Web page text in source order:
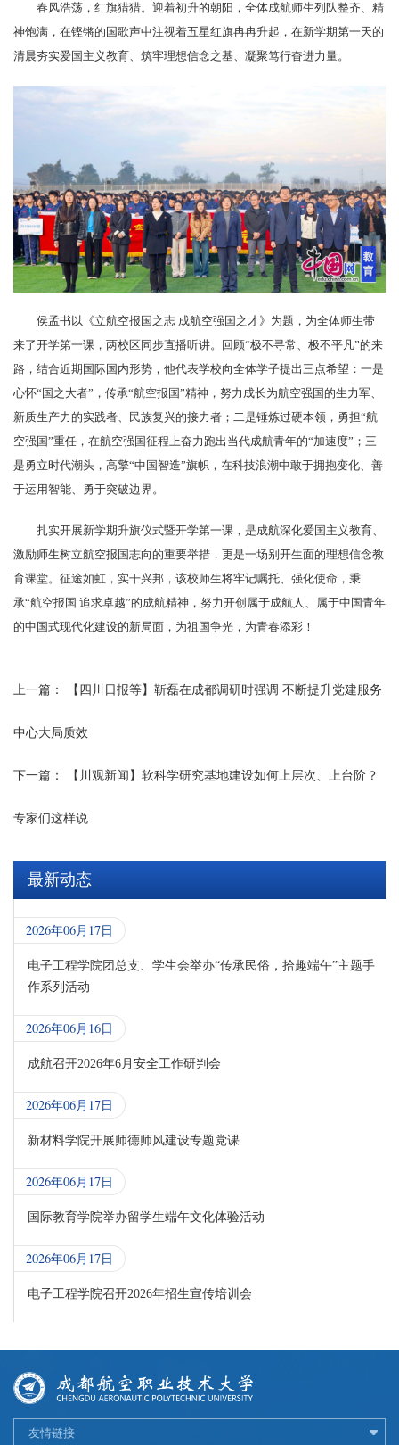
春风浩荡，红旗猎猎。迎着初升的朝阳，全体成航师生列队整齐、精
神饱满，在铿锵的国歌声中注视着五星红旗冉冉升起，在新学期第一天的
清晨夯实爱国主义教育、筑牢理想信念之基、凝聚笃行奋进力量。
侯孟书以《立航空报国之志 成航空强国之才》为题，为全体师生带
来了开学第一课，两校区同步直播听讲。回顾“极不寻常、极不平凡”的来
路，结合近期国际国内形势，他代表学校向全体学子提出三点希望：一是
心怀“国之大者”，传承“航空报国”精神，努力成长为航空强国的生力军、
新质生产力的实践者、民族复兴的接力者；二是锤炼过硬本领，勇担“航
空强国”重任，在航空强国征程上奋力跑出当代成航青年的“加速度”；三
是勇立时代潮头，高擎“中国智造”旗帜，在科技浪潮中敢于拥抱变化、善
于运用智能、勇于突破边界。
扎实开展新学期升旗仪式暨开学第一课，是成航深化爱国主义教育、
激励师生树立航空报国志向的重要举措，更是一场别开生面的理想信念教
育课堂。征途如虹，实干兴邦，该校师生将牢记嘱托、强化使命，秉
承“航空报国 追求卓越”的成航精神，努力开创属于成航人、属于中国青年
的中国式现代化建设的新局面，为祖国争光，为青春添彩！
上一篇： 【四川日报等】靳磊在成都调研时强调 不断提升党建服务
中心大局质效
下一篇： 【川观新闻】软科学研究基地建设如何上层次、上台阶？
专家们这样说
最新动态
2026年06月17日
电子工程学院团总支、学生会举办“传承民俗，拾趣端午”主题手
作系列活动
2026年06月16日
成航召开2026年6月安全工作研判会
2026年06月17日
新材料学院开展师德师风建设专题党课
2026年06月17日
国际教育学院举办留学生端午文化体验活动
2026年06月17日
电子工程学院召开2026年招生宣传培训会
友情链接